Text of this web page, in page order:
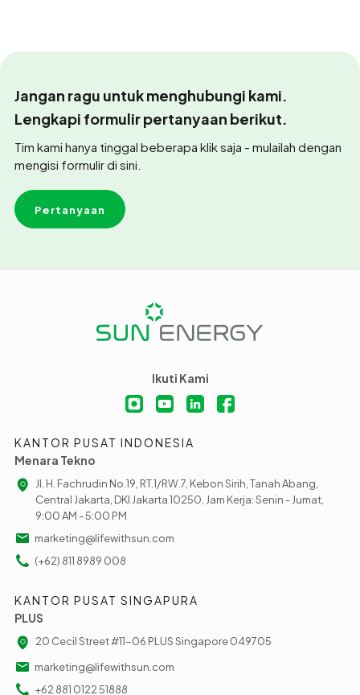
Jangan ragu untuk menghubungi kami.
Lengkapi formulir pertanyaan berikut.
Tim kami hanya tinggal beberapa klik saja - mulailah dengan
mengisi formulir di sini.
Pertanyaan
Ikuti Kami
KANTOR PUSAT INDONESIA
Menara Tekno
Jl. H. Fachrudin No.19, RT.1/RW.7, Kebon Sirih, Tanah Abang,
Central Jakarta, DKI Jakarta 10250, Jam Kerja: Senin - Jumat,
9:00 AM - 5:00 PM
marketing@lifewithsun.com
(+62) 811 8989 008
KANTOR PUSAT SINGAPURA
PLUS
20 Cecil Street #11-06 PLUS Singapore 049705
marketing@lifewithsun.com
+62 881 0122 51888